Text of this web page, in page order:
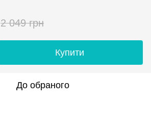
2 049 грн
Купити
До обраного